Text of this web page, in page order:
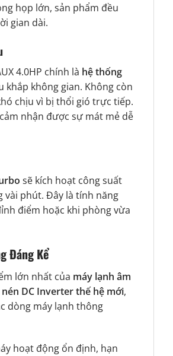
họp lớn, sản phẩm đều
gian dài.
4.0HP chính là hệ thống
khắp không gian. Không còn
chịu vì bị thổi gió trực tiếp.
nhận được sự mát mẻ dễ
sẽ kích hoạt công suất
vài phút. Đây là tính năng
điểm hoặc khi phòng vừa
Đáng Kể
lớn nhất của máy lạnh âm
DC Inverter thế hệ mới,
dòng máy lạnh thông
hoạt động ổn định, hạn